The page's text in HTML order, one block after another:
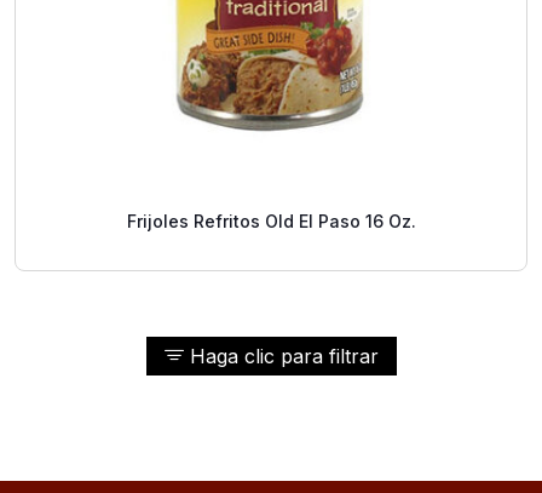
Haga clic para filtrar
Frijoles Refritos Old El Paso 16 Oz.